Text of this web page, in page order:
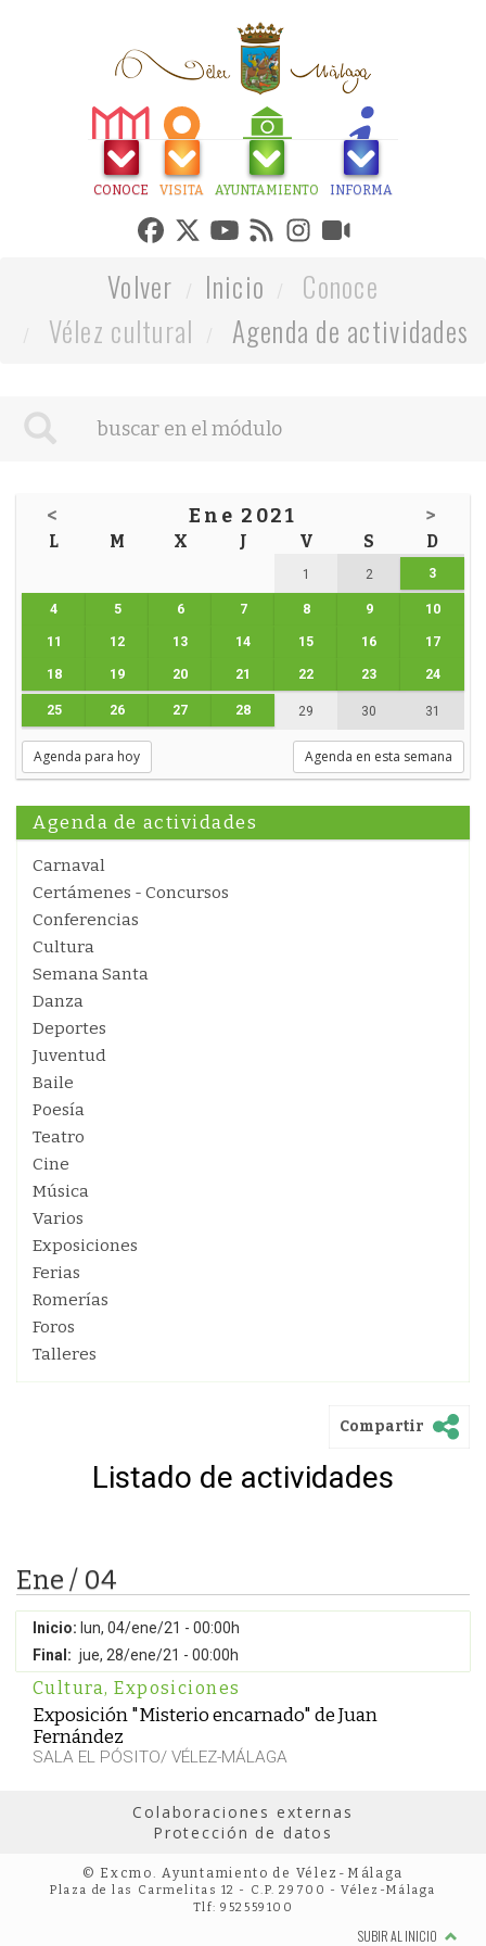
CONOCE VISITA AYUNTAMIENTO INFORMA
Volver Inicio
Conoce
Vélez cultural
Agenda de actividades
< Ene 2021 >
L M X J V S D
1 2 3
4 5 6 7 8 9 10
11 12 13 14 15 16 17
18 19 20 21 22 23 24
25 26 27 28 29 30 31
Agenda para hoy Agenda en esta semana
Agenda de actividades
Carnaval
Certámenes - Concursos
Conferencias
Cultura
Semana Santa
Danza
Deportes
Juventud
Baile
Poesía
Teatro
Cine
Música
Varios
Exposiciones
Ferias
Romerías
Foros
Talleres
Compartir
Listado de actividades
Ene / 04
Inicio: lun, 04/ene/21 - 00:00h
Final: jue, 28/ene/21 - 00:00h
Cultura, Exposiciones
Exposición "Misterio encarnado" de Juan
Fernández
SALA EL PÓSITO/ VÉLEZ-MÁLAGA
Colaboraciones externas
Protección de datos
© Excmo. Ayuntamiento de Vélez-Málaga
Plaza de las Carmelitas 12 - C.P. 29700 - Vélez-Málaga
Tlf: 952559100
SUBIR AL INICIO